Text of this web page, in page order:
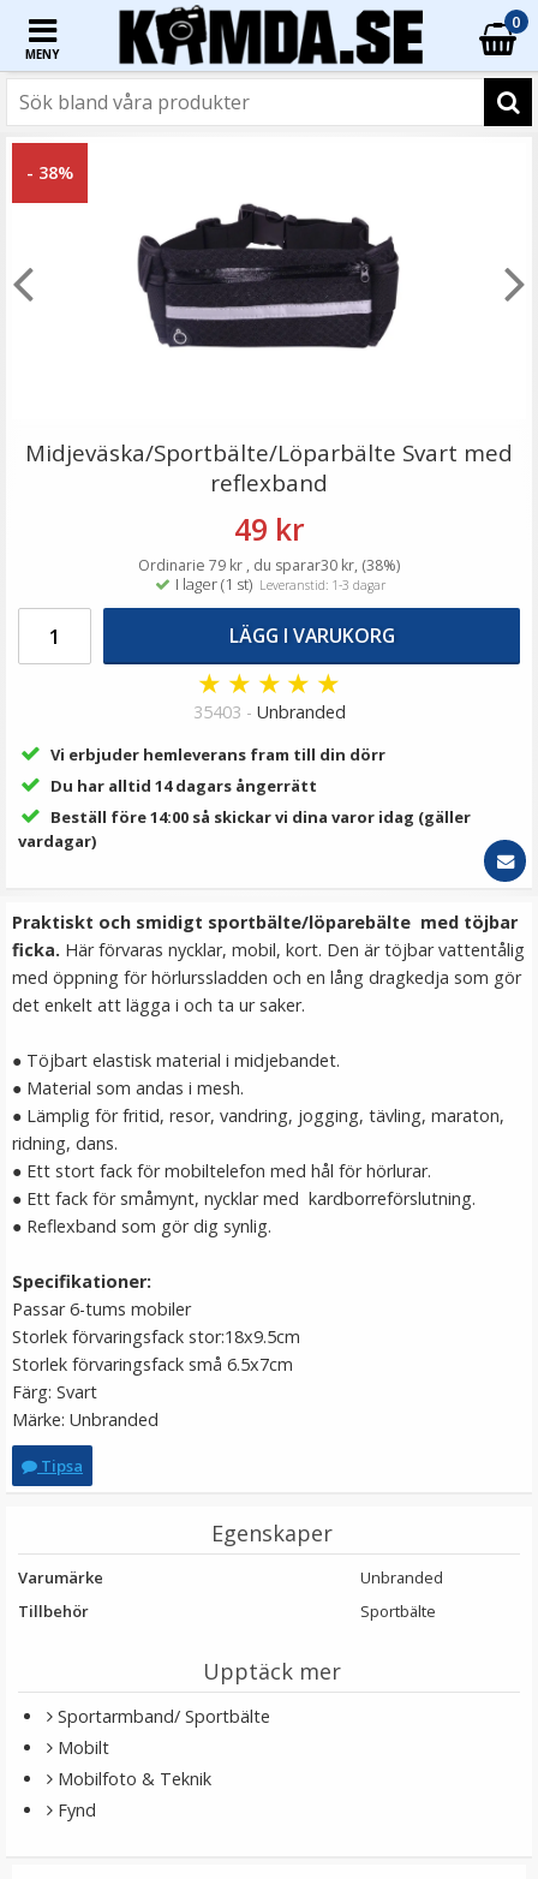
MENY
0
69 kr
LÄGG I VARUKORG
blixtskor
★★ ★★
LÄGG I VARUKORG
JJC Minneskortsläsare för SD (SDHC/SDXC) och Micro
99 kr
- 38%
Midjeväska/Sportbälte/Löparbälte Svart med
reflexband
49 kr
Ordinarie 79 kr , du sparar30 kr, (38%)
I lager (1 st) Leveranstid: 1-3 dagar
LÄGG I VARUKORG
★ ★ ★ ★ ★
35403 - Unbranded
Vi erbjuder hemleverans fram till din dörr
Du har alltid 14 dagars ångerrätt
Beställ före 14:00 så skickar vi dina varor idag (gäller
vardagar)
Praktiskt och smidigt sportbälte/löparebälte med töjbar
ficka. Här förvaras nycklar, mobil, kort. Den är töjbar vattentålig
med öppning för hörlurssladden och en lång dragkedja som gör
det enkelt att lägga i och ta ur saker.
● Töjbart elastisk material i midjebandet.
● Material som andas i mesh.
● Lämplig för fritid, resor, vandring, jogging, tävling, maraton,
ridning, dans.
● Ett stort fack för mobiltelefon med hål för hörlurar.
● Ett fack för småmynt, nycklar med kardborreförslutning.
● Reflexband som gör dig synlig.
Specifikationer:
Passar 6-tums mobiler
Storlek förvaringsfack stor:18x9.5cm
Storlek förvaringsfack små 6.5x7cm
Färg: Svart
Märke: Unbranded
Tipsa
Egenskaper
Varumärke
Unbranded
Tillbehör
Sportbälte
Upptäck mer
Sportarmband/ Sportbälte
Mobilt
Mobilfoto & Teknik
Fynd